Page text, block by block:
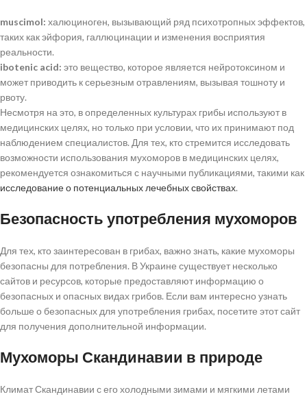
muscimol: халюциноген, вызывающий ряд психотропных эффектов,
таких как эйфория, галлюцинации и изменения восприятия
реальности.
ibotenic acid: это вещество, которое является нейротоксином и
может приводить к серьезным отравлениям, вызывая тошноту и
рвоту.
Несмотря на это, в определенных культурах грибы используют в
медицинских целях, но только при условии, что их принимают под
наблюдением специалистов. Для тех, кто стремится исследовать
возможности использования мухоморов в медицинских целях,
рекомендуется ознакомиться с научными публикациями, такими как
исследование о потенциальных лечебных свойствах.
Безопасность употребления мухоморов
Для тех, кто заинтересован в грибах, важно знать, какие мухоморы
безопасны для потребления. В Украине существует несколько
сайтов и ресурсов, которые предоставляют информацию о
безопасных и опасных видах грибов. Если вам интересно узнать
больше о безопасных для употребления грибах, посетите этот сайт
для получения дополнительной информации.
Мухоморы Скандинавии в природе
Климат Скандинавии с его холодными зимами и мягкими летами